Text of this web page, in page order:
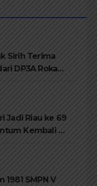
Sirih Terima
DP3A Rokan
Jadi Riau ke 69
Kembali ke
SMPN V